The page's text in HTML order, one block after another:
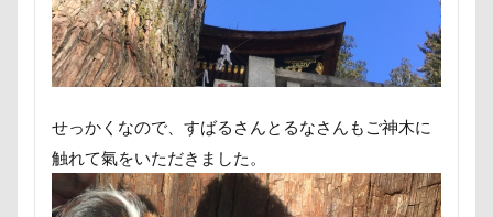
せっかくなので、すばるさんとるなさんもご神木に
触れて氣をいただきました。
手編みセーター
手作り石鹸
戦利品
手作りスヌード
手作りゴハン
手作りケーキ
所沢航空記念公園
所沢市 房総
戸田市
椿
模様
短冊に願いごと書いったー
犬の系統図
猫 独身貴族
狂犬病予防接種